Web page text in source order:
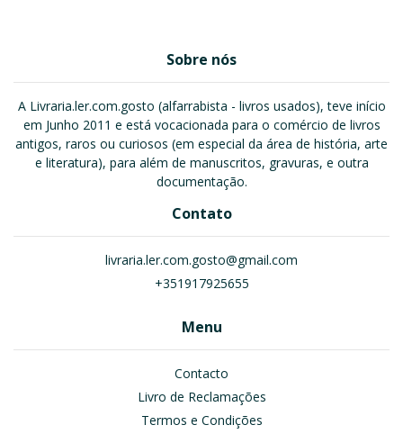
Sobre nós
A Livraria.ler.com.gosto (alfarrabista - livros usados), teve início
em Junho 2011 e está vocacionada para o comércio de livros
antigos, raros ou curiosos (em especial da área de história, arte
e literatura), para além de manuscritos, gravuras, e outra
documentação.
Contato
livraria.ler.com.gosto@gmail.com
+351917925655
Menu
Contacto
Livro de Reclamações
Termos e Condições